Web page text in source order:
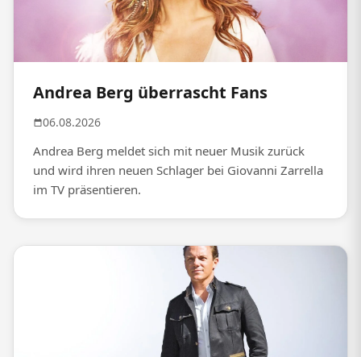
Andrea Berg überrascht Fans
06.08.2026
Andrea Berg meldet sich mit neuer Musik zurück
und wird ihren neuen Schlager bei Giovanni Zarrella
im TV präsentieren.